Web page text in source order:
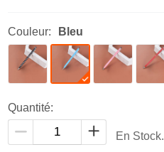
Couleur: Bleu
Quantité:
En Stock.